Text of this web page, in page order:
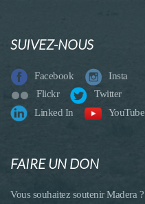
SUIVEZ-NOUS
Facebook
Insta
Flickr
Twitter
Linked In
YouTube
FAIRE UN DON
Vous souhaitez soutenir Madera ?